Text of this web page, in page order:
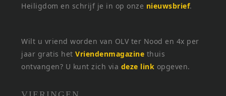
Heiligdom en schrijf je in op onze nieuwsbrief.
Wilt u vriend worden van OLV ter Nood en 4x per
jaar gratis hetVriendenmagazine thuis
ontvangen? U kunt zich via deze link opgeven.